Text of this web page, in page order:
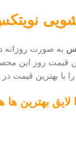
به صورت روزانه
قیمت روز این
بهترین قیمت در
بهترین ها